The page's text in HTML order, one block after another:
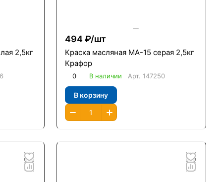
2,5кг
494 ₽/шт
Краска масляная МА-15 серая 2,5кг
Крафор
0 В наличии Арт. 147250
В корзину